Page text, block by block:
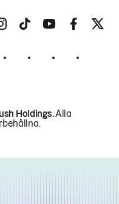
Holdings.Alla